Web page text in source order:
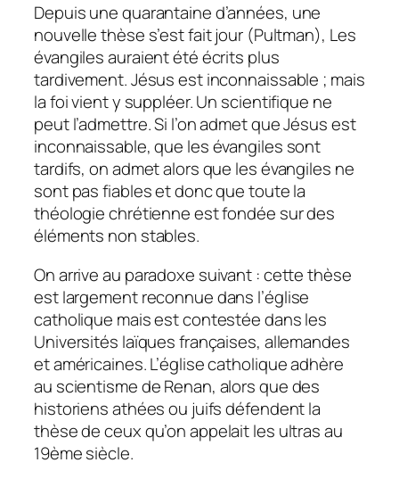
Depuis une quarantaine d’années, une
nouvelle thèse s’est fait jour (Pultman), Les
évangiles auraient été écrits plus
tardivement. Jésus est inconnaissable ; mais
la foi vient y suppléer. Un scientifique ne
peut l’admettre. Si l’on admet que Jésus est
inconnaissable, que les évangiles sont
tardifs, on admet alors que les évangiles ne
sont pas fiables et donc que toute la
théologie chrétienne est fondée sur des
éléments non stables.
On arrive au paradoxe suivant : cette thèse
est largement reconnue dans l’église
catholique mais est contestée dans les
Universités laïques françaises, allemandes
et américaines. L’église catholique adhère
au scientisme de Renan, alors que des
historiens athées ou juifs défendent la
thèse de ceux qu’on appelait les ultras au
19ème siècle.